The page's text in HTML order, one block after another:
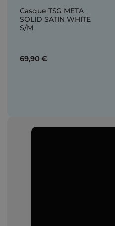
Casque TSG META
SOLID SATIN WHITE
S/M
69,90 €